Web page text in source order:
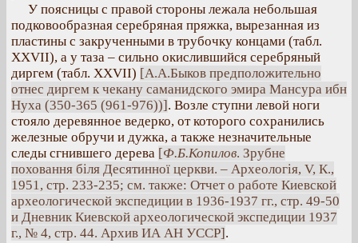
У поясницы с правой стороны лежала небольшая
подковообразная серебряная пряжка, вырезанная из
пластины с закрученными в трубочку концами (табл.
XXVII), а у таза – сильно окислившийся серебряный
диргем (табл. XXVII) [А.А.Быков предположительно
отнес диргем к чекану саманидского эмира Мансура ибн
Нуха (350-365 (961-976))]. Возле ступни левой ноги
стояло деревянное ведерко, от которого сохранились
железные обручи и дужка, а также незначительные
следы сгнившего дерева [Ф.Б.Копилов. Зрубне
поховання біля Десятинної церкви. – Археологія, V, К.,
1951, стр. 233-235; см. также: Отчет о работе Киевской
археологической экспедиции в 1936-1937 гг., стр. 49-50
и Дневник Киевской археологической экспедиции 1937
г., № 4, стр. 44. Архив ИА АН УССР].